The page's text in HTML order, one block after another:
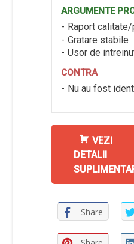
ARGUMENTE
Raport
Gratare stabile
Usor de
CONTRA
Nu au fost
VEZI
DETALII
Share